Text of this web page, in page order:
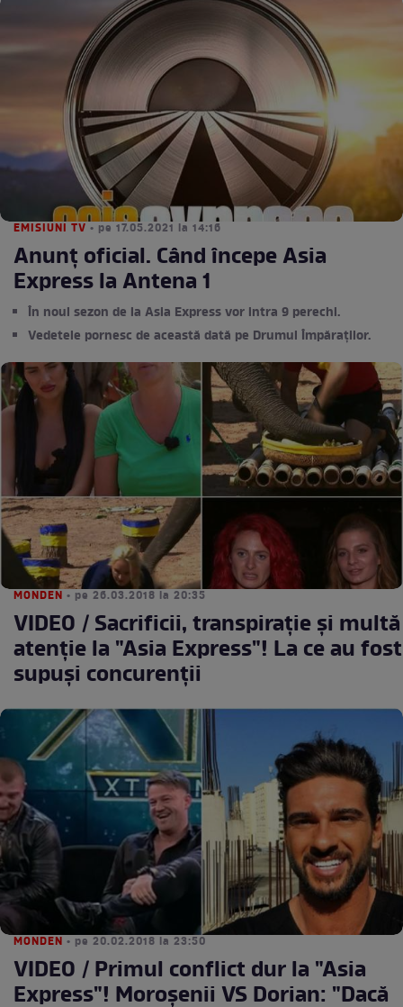
EMISIUNI TV • pe 17.05.2021 la 14:16
Anunț oficial. Când începe Asia
Express la Antena 1
În noul sezon de la Asia Express vor intra 9 perechi.
Vedetele pornesc de această dată pe Drumul Împăraților.
MONDEN • pe 26.03.2018 la 20:35
VIDEO / Sacrificii, transpiraţie şi multă
atenţie la "Asia Express"! La ce au fost
supuşi concurenţii
MONDEN • pe 20.02.2018 la 23:50
VIDEO / Primul conflict dur la "Asia
Express"! Moroşenii VS Dorian: "Dacă